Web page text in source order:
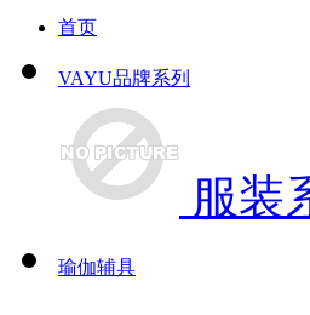
首页
VAYU品牌系列
服装
瑜伽辅具